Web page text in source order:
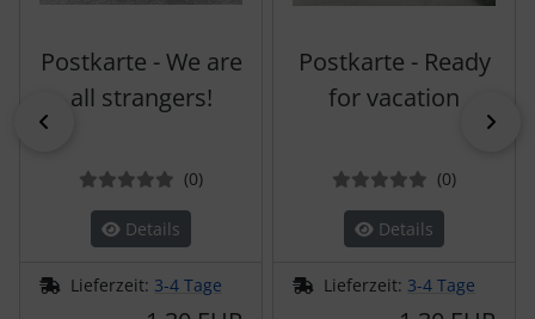
Postkarte - We are
all strangers!
(0Bewertungen
)
Details
Lieferzeit: 3-4 Tage
Postkarte - Ready
for vacation
(0)
Details
Lieferzeit: 3-4 Tage